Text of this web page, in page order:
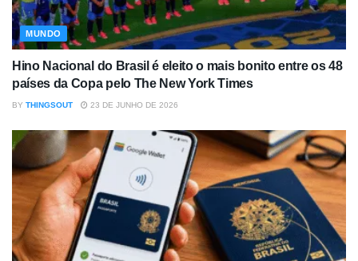
MUNDO
Hino Nacional do Brasil é eleito o mais bonito entre os 48
países da Copa pelo The New York Times
BY THINGSOUT 23 DE JUNHO DE 2026